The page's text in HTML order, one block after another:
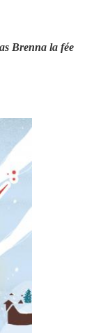
Brenna la fée